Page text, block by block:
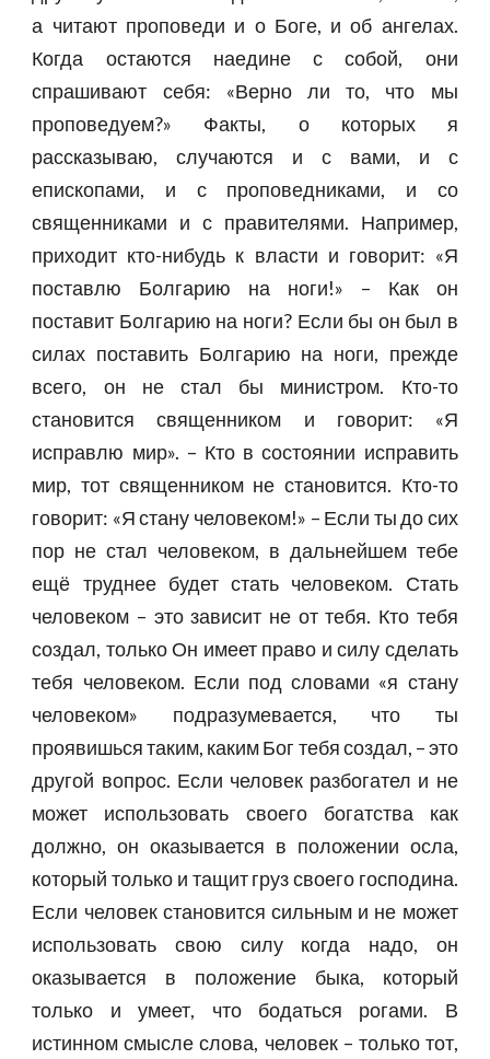
а читают проповеди и о Боге, и об ангелах.
Когда остаются наедине с собой, они
спрашивают себя: «Верно ли то, что мы
проповедуем?» Факты, о которых я
рассказываю, случаются и с вами, и с
епископами, и с проповедниками, и со
священниками и с правителями. Например,
приходит кто-нибудь к власти и говорит: «Я
поставлю Болгарию на ноги!» – Как он
поставит Болгарию на ноги? Если бы он был в
силах поставить Болгарию на ноги, прежде
всего, он не стал бы министром. Кто-то
становится священником и говорит: «Я
исправлю мир». – Кто в состоянии исправить
мир, тот священником не становится. Кто-то
говорит: «Я стану человеком!» – Если ты до сих
пор не стал человеком, в дальнейшем тебе
ещё труднее будет стать человеком. Стать
человеком – это зависит не от тебя. Кто тебя
создал, только Он имеет право и силу сделать
тебя человеком. Если под словами «я стану
человеком» подразумевается, что ты
проявишься таким, каким Бог тебя создал, – это
другой вопрос. Если человек разбогател и не
может использовать своего богатства как
должно, он оказывается в положении осла,
который только и тащит груз своего господина.
Если человек становится сильным и не может
использовать свою силу когда надо, он
оказывается в положение быка, который
только и умеет, что бодаться рогами. В
истинном смысле слова, человек – только тот,